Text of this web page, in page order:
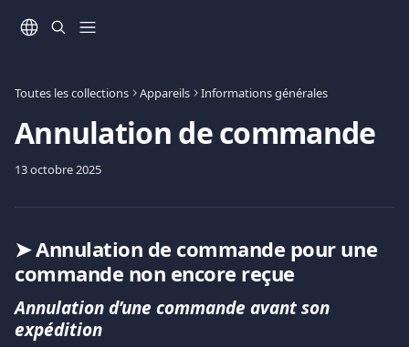
Toutes les collections Appareils Informations générales
Annulation de commande
13 octobre 2025
➤ Annulation de commande pour une
commande non encore reçue
Annulation d’une commande avant son
expédition